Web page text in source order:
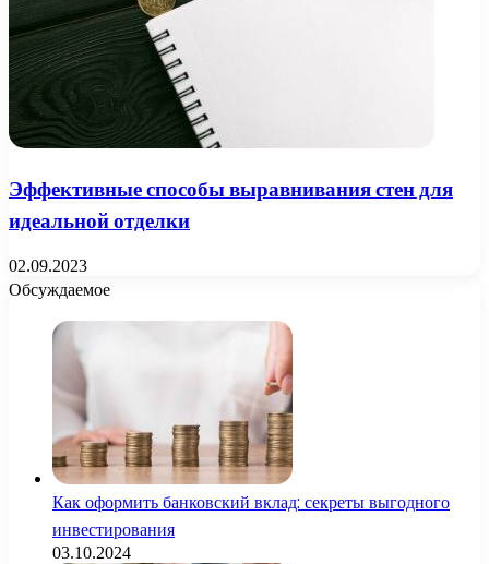
Эффективные способы выравнивания стен для
идеальной отделки
02.09.2023
Обсуждаемое
Как оформить банковский вклад: секреты выгодного
инвестирования
03.10.2024